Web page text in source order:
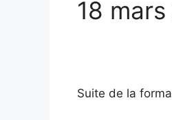
18 mars
Suite de la